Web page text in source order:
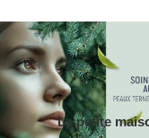
La petite